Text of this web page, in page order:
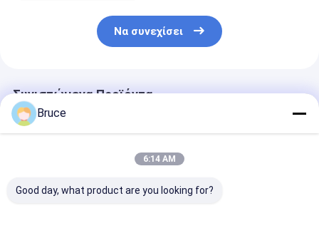
Να συνεχίσει
Συνιστώμενα Προϊόντα
Bruce
6:14 AM
Good day, what product are you looking for?